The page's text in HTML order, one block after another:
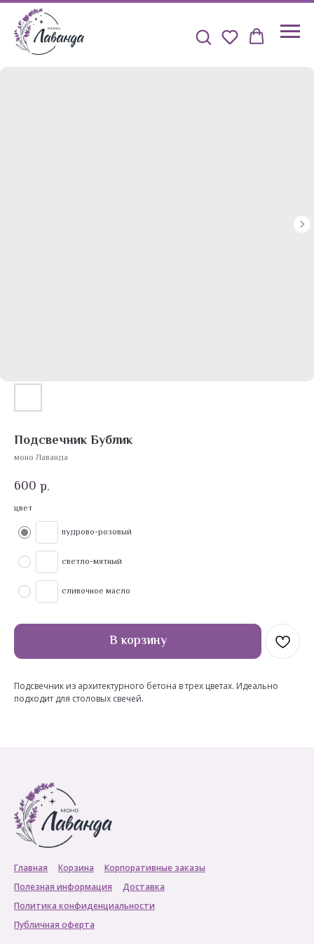
Подсвечник Бублик
моно Лаванда
600 р.
цвет
пудрово-розовый
светло-мятный
сливочное масло
В корзину
Подсвечник из архитектурного бетона в трех цветах. Идеально
подходит для столовых свечей.
Главная Корзина
Корпоративные заказы
Полезная информация
Доставка
Политика конфиденциальности
Публичная оферта